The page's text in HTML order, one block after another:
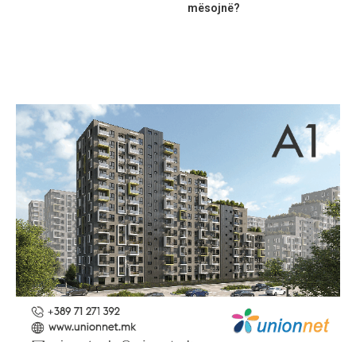
mësojnë?